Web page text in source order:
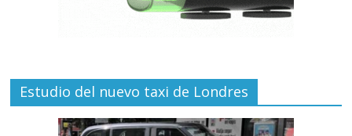
Estudio del nuevo taxi de Londres